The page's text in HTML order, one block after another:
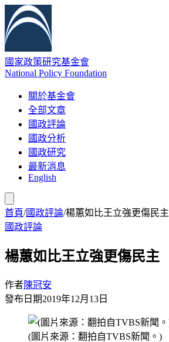
國家政策研究基金會
National Policy Foundation
關於基金會
全部文章
國政評論
國政分析
國政研究
最新消息
English
首頁/國政評論/楊蕙如比王立強更傷民主
國政評論
楊蕙如比王立強更傷民主
作者陳冠安
發布日期2019年12月13日
(圖片來源：翻拍自TVBS新聞。)